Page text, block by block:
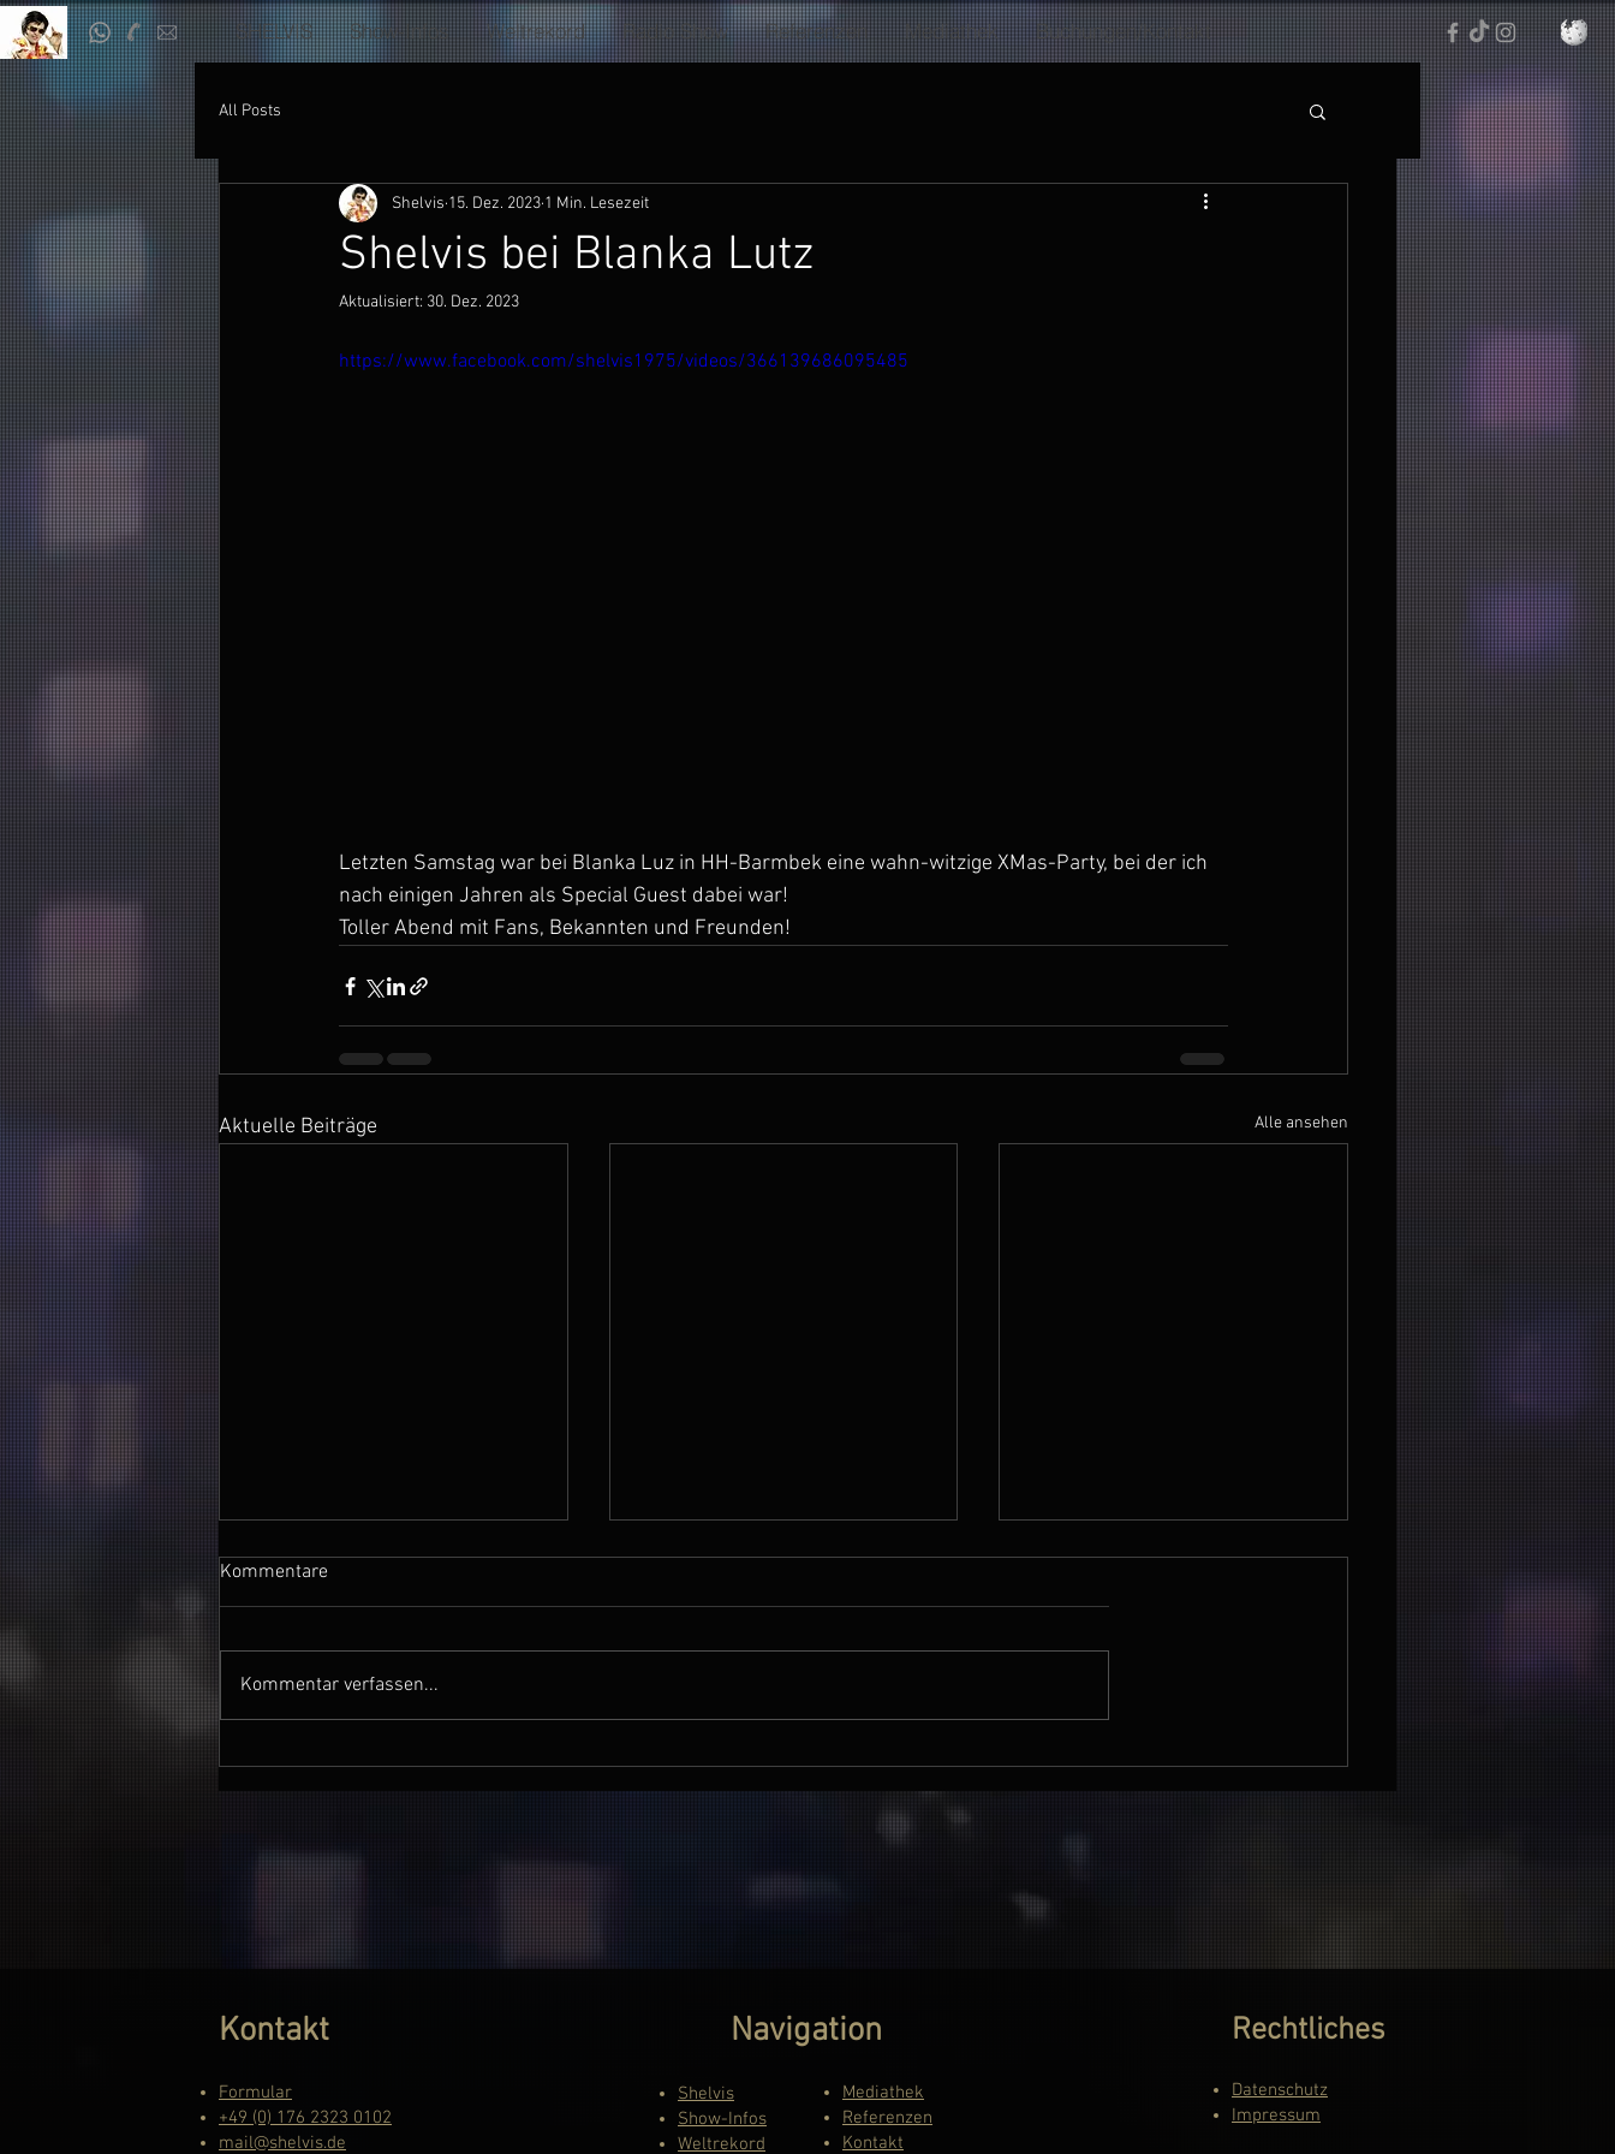
SHELVIS Show-Infos Weltrekord Radio Show Referenzen Mediathek Buchungen/Kontakt
All Posts
Shelvis bei Blanka Lutz
Shelvis 15. Dez. 2023 1 Min. Lesezeit
Aktualisiert: 30. Dez. 2023
https://www.facebook.com/shelvis1975/videos/366139686095485
Letzten Samstag war bei Blanka Luz in HH-Barmbek eine wahn-witzige XMas-Party, bei der ich
nach einigen Jahren als Special Guest dabei war!
Toller Abend mit Fans, Bekannten und Freunden!
Aktuelle Beiträge Alle ansehen
Kommentare
Kommentar verfassen...
Kontakt
Formular
+49 (0) 176 2323 0102
mail@shelvis.de
Shelvis
Show-Infos
Weltrekord
Rechtliches
Datenschutz
Impressum
Mediathek
Referenzen
Kontakt
Navigation